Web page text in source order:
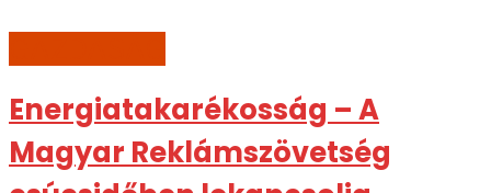
Energiatakarékosság – A
Magyar Reklámszövetség